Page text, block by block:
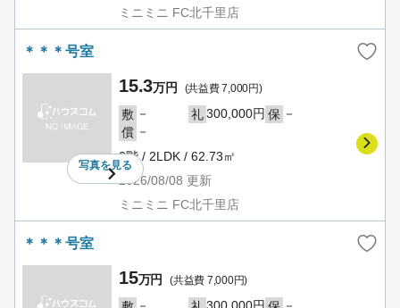
ミニミニ FC北千里店
＊＊＊号室
写真を見る
15.3万円 (共益費 7,000円)
敷 － 礼300,000円 保 －
償 －
2階 / 2LDK / 62.73㎡
2026/08/08 更新
ミニミニ FC北千里店
＊＊＊号室
15万円 (共益費 7,000円)